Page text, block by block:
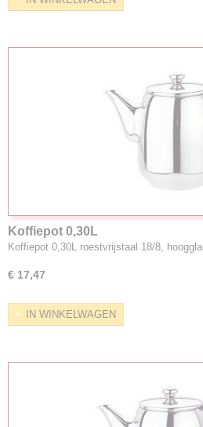
Koffiepot 0,30L
Koffiepot 0,30L roestvrijstaal 18/8,
€ 17,47
IN WINKELWAGEN